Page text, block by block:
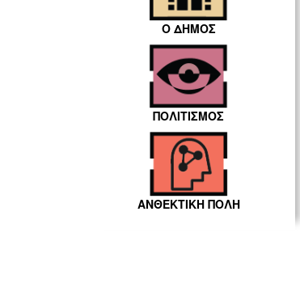
Ο ΔΗΜΟΣ
ΠΟΛΙΤΙΣΜΟΣ
ΑΝΘΕΚΤΙΚΗ ΠΟΛΗ